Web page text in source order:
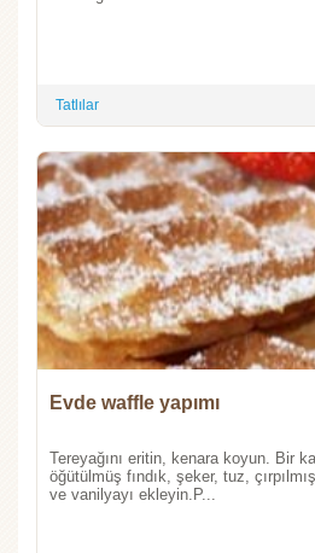
Tatlılar
Evde waffle yapımı
Tereyağını eritin, kenara koyun. Bir
öğütülmüş fındık, şeker, tuz,
ve vanilyayı ekleyin.P...